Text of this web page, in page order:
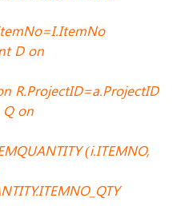
D on
R.ProjectID=a.ProjectID
on
(i.ITEMNO,